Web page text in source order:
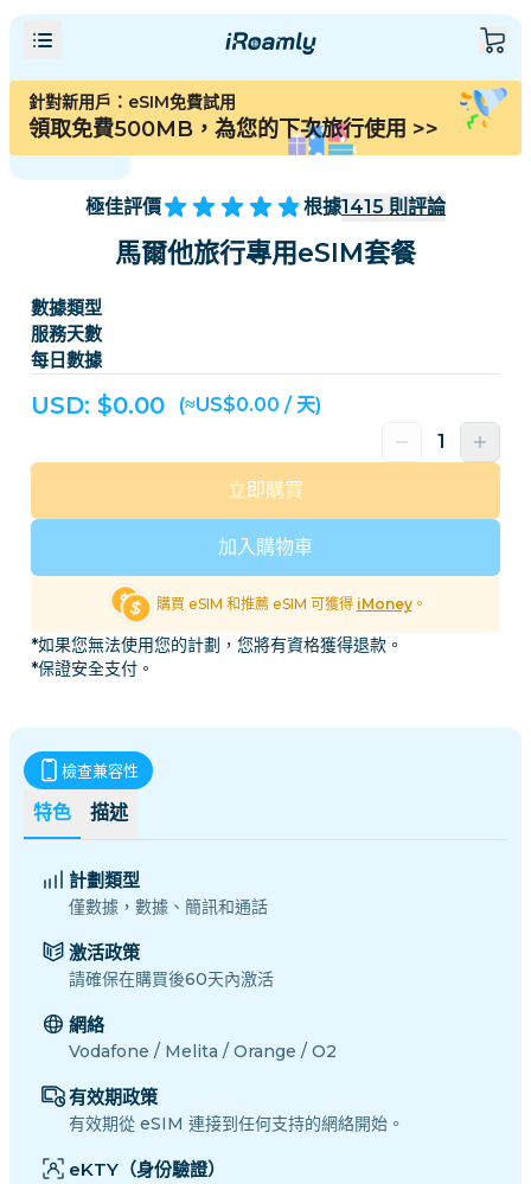
針對新用戶：eSIM免費試用
領取免費500MB，為您的下次旅行使用 >>
極佳評價 根據1415 則評論
馬爾他旅行專用eSIM套餐
數據類型
服務天數
每日數據
USD: $0.00 (≈US$0.00 / 天)
加入購物車
立即購買
購買 eSIM 和推薦 eSIM 可獲得 iMoney。
*如果您無法使用您的計劃，您將有資格獲得退款。
*保證安全支付。
特色 描述
檢查兼容性
計劃類型
僅數據，數據、簡訊和通話
激活政策
請確保在購買後60天內激活
網絡
Vodafone / Melita / Orange / O2
有效期政策
有效期從 eSIM 連接到任何支持的網絡開始。
eKTY（身份驗證）